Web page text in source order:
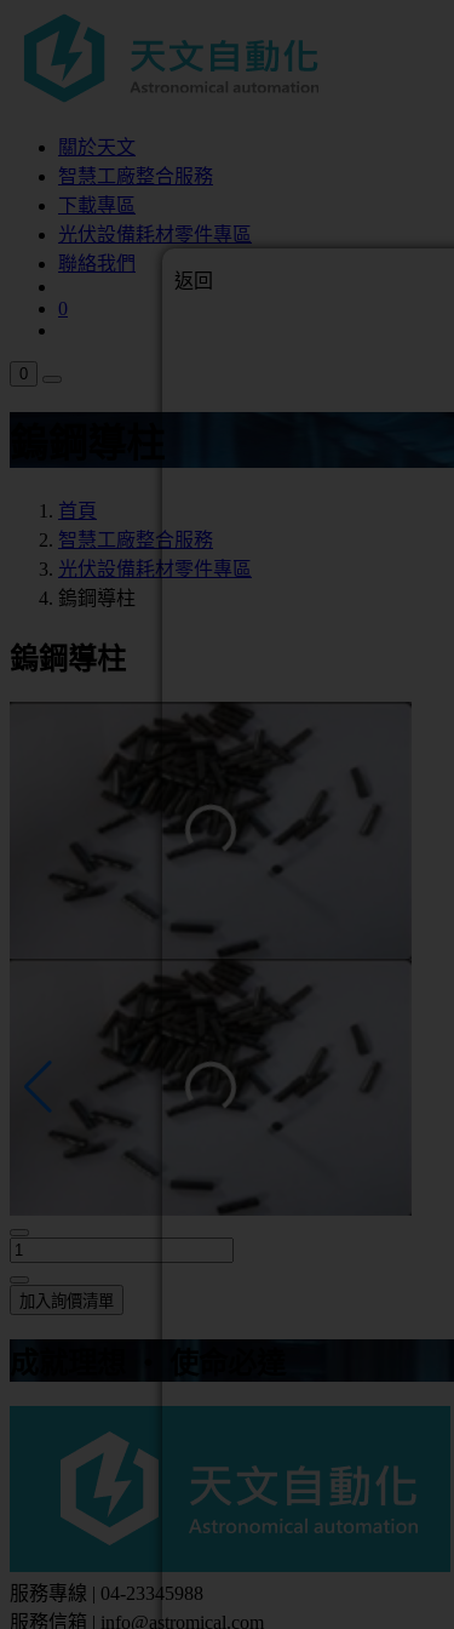
關於天文
智慧工廠整合服務
下載專區
光伏設備耗材零件專區
聯絡我們
0
0
首頁
智慧工廠整合服務
光伏設備耗材零件專區
鎢鋼導柱
鎢鋼導柱
加入詢價清單
服務專線 | 04-23345988
服務信箱 | info@astromical.com
返回